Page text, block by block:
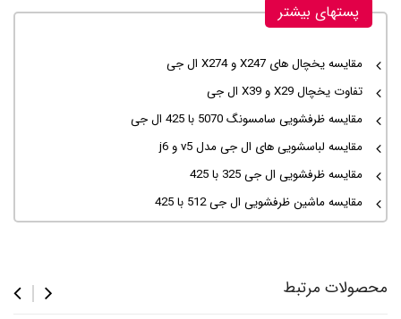
پستهای بیشتر
مقایسه یخچال های X247 و X274 ال جی
تفاوت یخچال X29 و X39 ال جی
مقایسه ظرفشویی سامسونگ 5070 با 425 ال جی
مقایسه لباسشویی های ال جی مدل v5 و j6
مقایسه ظرفشویی ال جی 325 با 425
مقایسه ماشین ظرفشویی ال جی 512 با 425
محصولات مرتبط